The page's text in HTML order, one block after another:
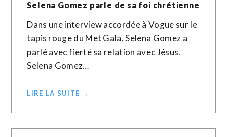
Selena Gomez parle de sa foi chrétienne
Dans une interview accordée à Vogue sur le
tapis rouge du Met Gala, Selena Gomez a
parlé avec fierté sa relation avec Jésus.
Selena Gomez…
LIRE LA SUITE →